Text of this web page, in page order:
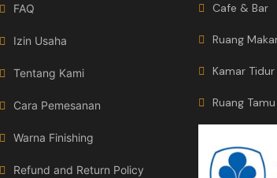
FAQ
Izin Usaha
Tentang Kami
Cara Pemesanan
Warna Finishing
Refund and Return Policy
Cafe & Bar
Ruang
Kamar Tidur
Ruang Tamu